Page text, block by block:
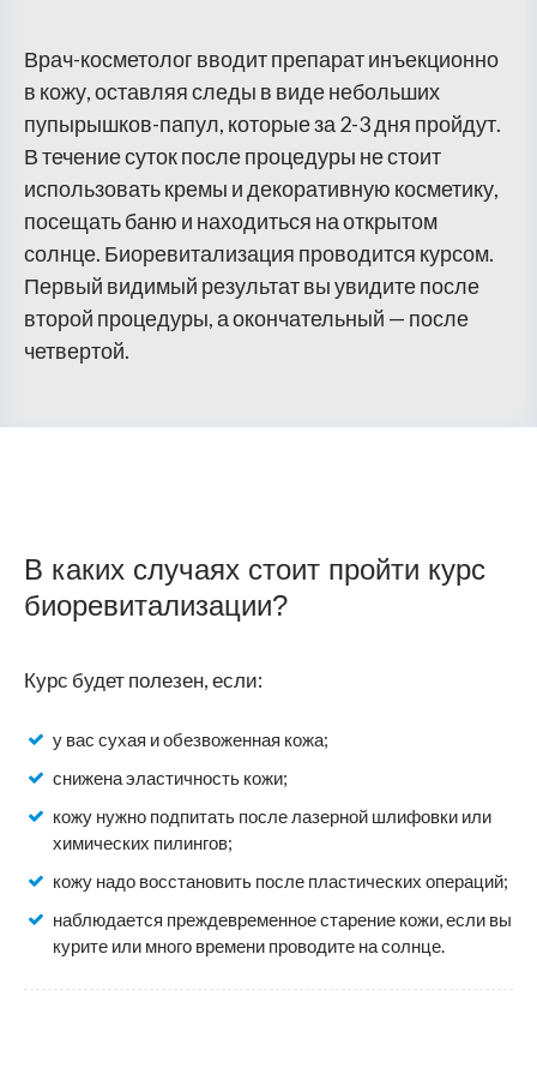
Врач-косметолог вводит препарат инъекционно
в кожу, оставляя следы в виде небольших
пупырышков-папул, которые за 2-3 дня пройдут.
В течение суток после процедуры не стоит
использовать кремы и декоративную косметику,
посещать баню и находиться на открытом
солнце. Биоревитализация проводится курсом.
Первый видимый результат вы увидите после
второй процедуры, а окончательный — после
четвертой.
В каких случаях стоит пройти курс
биоревитализации?
Курс будет полезен, если:
у вас сухая и обезвоженная кожа;
снижена эластичность кожи;
кожу нужно подпитать после лазерной шлифовки или
химических пилингов;
кожу надо восстановить после пластических операций;
наблюдается преждевременное старение кожи, если вы
курите или много времени проводите на солнце.